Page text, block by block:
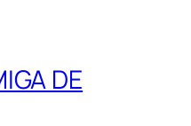
DE